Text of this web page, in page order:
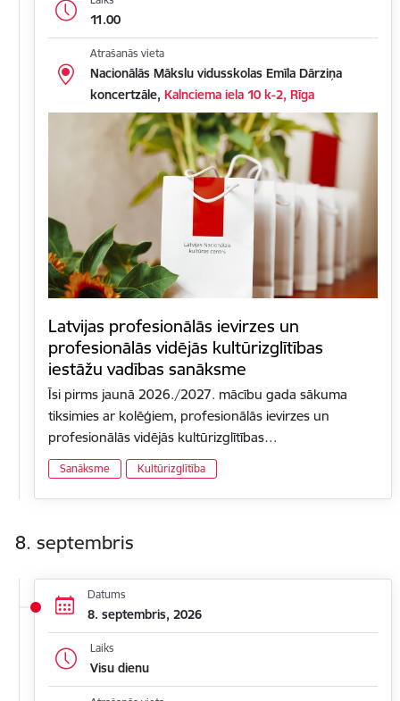
11.00
Atrašanās vieta
Nacionālās Mākslu vidusskolas Emīla Dārziņa
koncertzāle, Kalnciema iela 10 k-2, Rīga
Latvijas profesionālās ievirzes un
profesionālās vidējās kultūrizglītības
iestāžu vadības sanāksme
Īsi pirms jaunā 2026./2027. mācību gada sākuma
tiksimies ar kolēģiem, profesionālās ievirzes un
profesionālās vidējās kultūrizglītības…
Sanāksme Kultūrizglītība
8. septembris
Datums
8. septembris, 2026
Laiks
Visu dienu